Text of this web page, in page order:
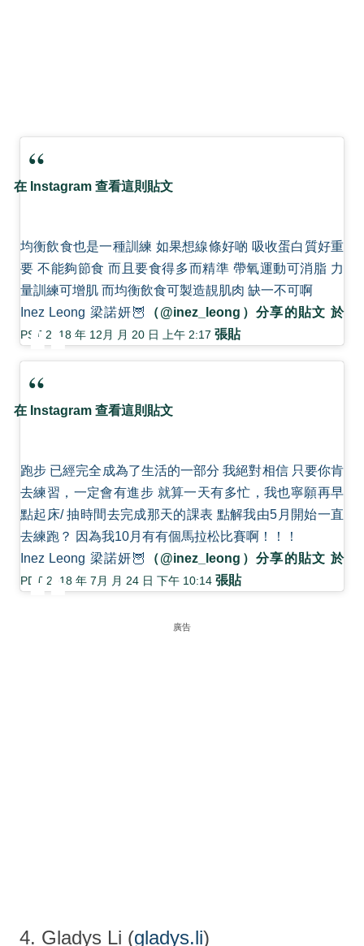
在 Instagram 查看這則貼文
均衡飲食也是一種訓練 如果想線條好啲 吸收蛋白質好重
要 不能夠節食 而且要食得多而精準 帶氧運動可消脂 力
量訓練可增肌 而均衡飲食可製造靚肌肉 缺一不可啊
Inez Leong 梁諾妍🦉
（@inez_leong）分享的貼文 於
PST 2018 年 12月 月 20 日 上午 2:17 張貼
在 Instagram 查看這則貼文
跑步 已經完全成為了生活的一部分 我絕對相信 只要你肯
去練習，一定會有進步 就算一天有多忙，我也寧願再早
點起床/ 抽時間去完成那天的課表 點解我由5月開始一直
去練跑？ 因為我10月有有個馬拉松比賽啊！！！
Inez Leong 梁諾妍🦉
（@inez_leong）分享的貼文 於
PDT 2018 年 7月 月 24 日 下午 10:14 張貼
廣告
4. Gladys Li (gladys.li)